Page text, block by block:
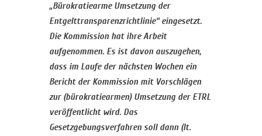
„Bürokratiearme Umsetzung der
Entgelttransparenzrichtlinie“ eingesetzt.
Die Kommission hat ihre Arbeit
aufgenommen. Es ist davon auszugehen,
dass im Laufe der nächsten Wochen ein
Bericht der Kommission mit Vorschlägen
zur (bürokratiearmen) Umsetzung der ETRL
veröffentlicht wird. Das
Gesetzgebungsverfahren soll dann (lt.